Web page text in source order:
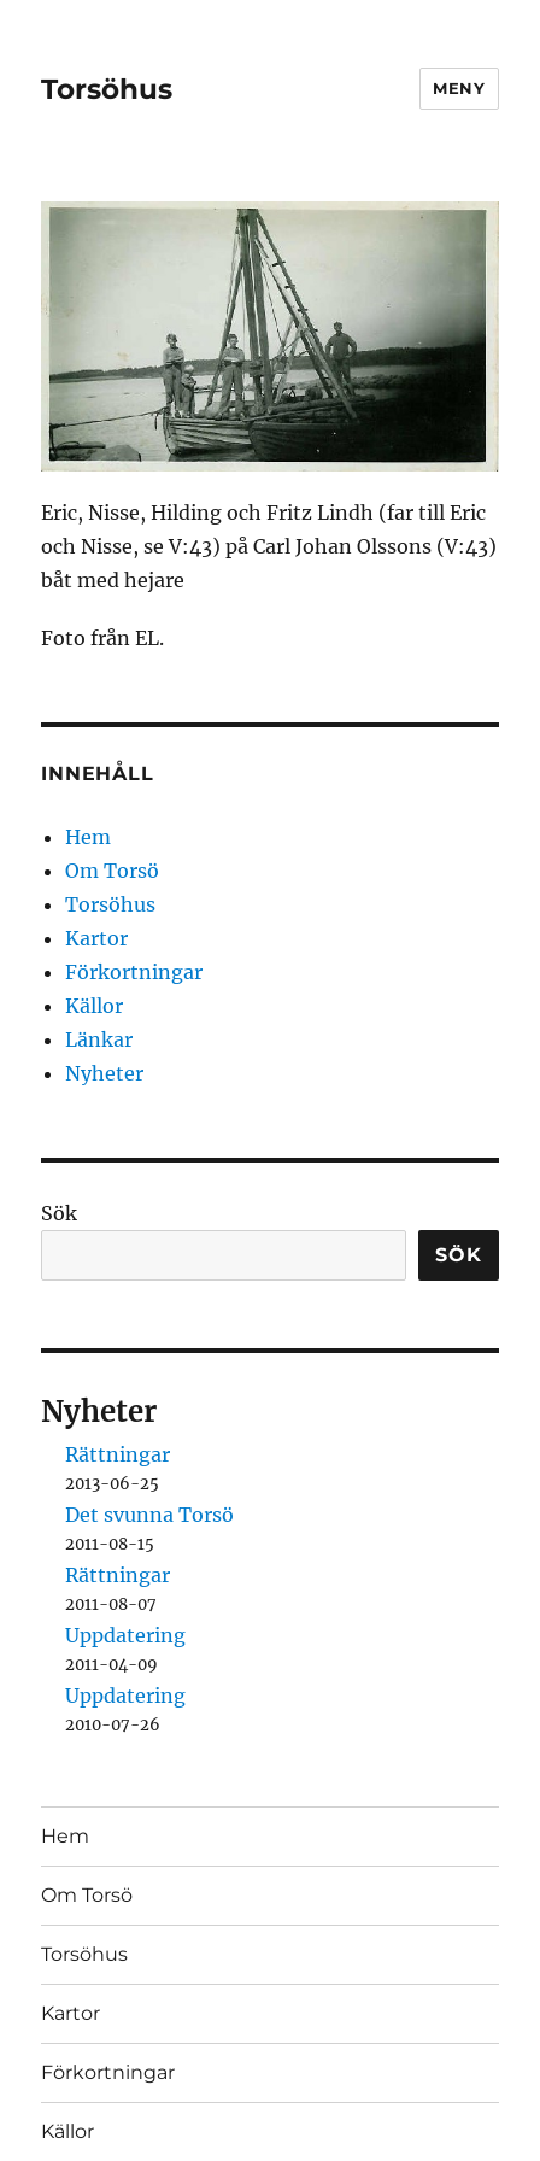
Torsöhus MENY
Eric, Nisse, Hilding och Fritz Lindh (far till Eric
och Nisse, se V:43) på Carl Johan Olssons (V:43)
båt med hejare
Foto från EL.
INNEHÅLL
Hem
Om Torsö
Torsöhus
Kartor
Förkortningar
Källor
Länkar
Nyheter
Sök
SÖK
Nyheter
Rättningar
2013-06-25
Det svunna Torsö
2011-08-15
Rättningar
2011-08-07
Uppdatering
2011-04-09
Uppdatering
2010-07-26
Hem
Om Torsö
Torsöhus
Kartor
Förkortningar
Källor